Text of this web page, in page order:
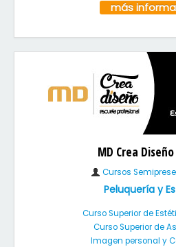
más
MD Crea
Cursos
Peluquería y
Curso Superior de
Curso Superior de
Imagen personal y